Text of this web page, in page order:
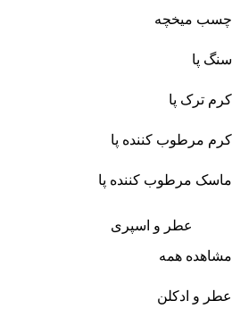
چسب میخچه
سنگ پا
کرم ترک پا
کرم مرطوب کننده پا
ماسک مرطوب کننده پا
عطر و اسپری
مشاهده همه
عطر و ادکلن